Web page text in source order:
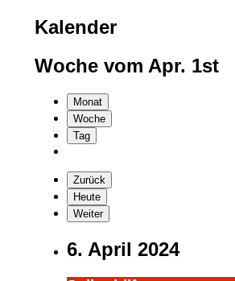
Kalender
Woche vom Apr. 1st
Monat
Woche
Tag
Zurück
Heute
Weiter
6. April 2024